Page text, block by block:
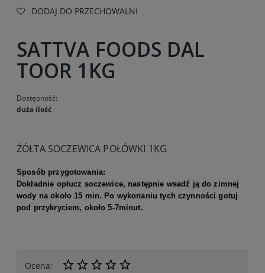
DODAJ DO PRZECHOWALNI
SATTVA FOODS DAL
TOOR 1KG
Dostępność:
duża ilość
ŻÓŁTA SOCZEWICA POŁÓWKI 1KG
Sposób przygotowania:
Dokładnie opłucz soczewice, następnie wsadź ją do zimnej
wody na około 15 min. Po wykonaniu tych czynności gotuj
pod przykryciem, około 5-7minut.
Ocena: